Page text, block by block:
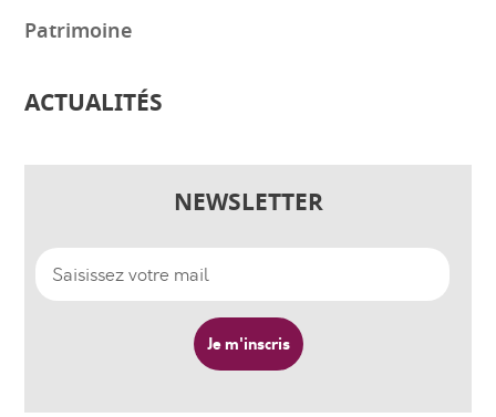
Patrimoine
ACTUALITÉS
NEWSLETTER